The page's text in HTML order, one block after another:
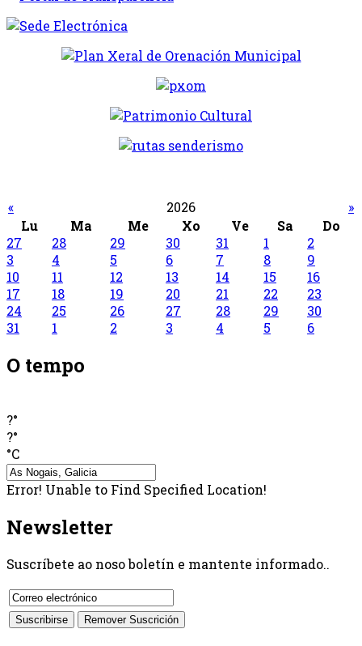
« 2026
»
Lu
Ma Me Xo Ve Sa
Do
27
28 29 30 31 1
2
3
4 5 6 7 8
9
10
11 12 13 14 15
16
17
18 19 20 21 22
23
24
25 26 27 28 29
30
31
1 2 3 4 5 6
O tempo
?°
?°
°C
Error! Unable to Find Specified Location!
Newsletter
Suscríbete ao noso boletín e mantente informado..